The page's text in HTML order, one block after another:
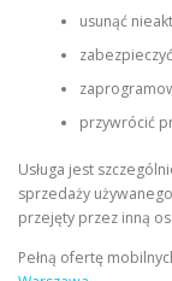
usunąć
przywrócić
Usługa jest
sprzedaży
przejęty przez inną
Pełną ofertę